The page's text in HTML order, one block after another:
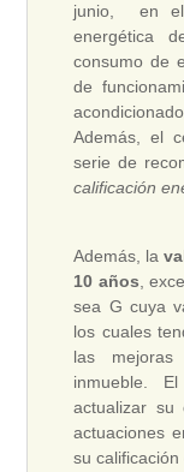
junio, en el
energética
consumo de
de
Además, el
serie de
calificación
Además, la
10 años ,
sea G cuya
los cuales
las
inmueble.
actualizar su
actuaciones
su calificación